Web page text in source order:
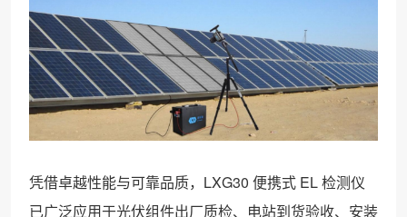
凭借卓越性能与可靠品质，LXG30 便携式 EL 检测仪
已广泛应用于光伏组件出厂质检、电站到货验收、安装